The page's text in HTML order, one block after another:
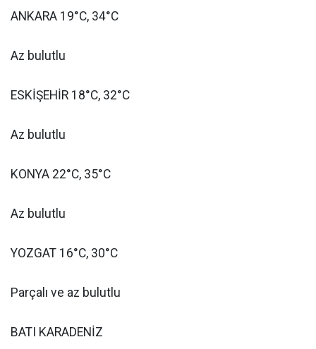
ANKARA 19°C, 34°C
Az bulutlu
ESKİŞEHİR 18°C, 32°C
Az bulutlu
KONYA 22°C, 35°C
Az bulutlu
YOZGAT 16°C, 30°C
Parçalı ve az bulutlu
BATI KARADENİZ